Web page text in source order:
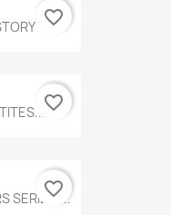
favorite_border
favorite_border
SERIE N...
favorite_border